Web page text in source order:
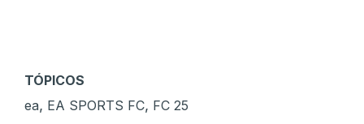
TÓPICOS
ea, EA SPORTS FC, FC 25